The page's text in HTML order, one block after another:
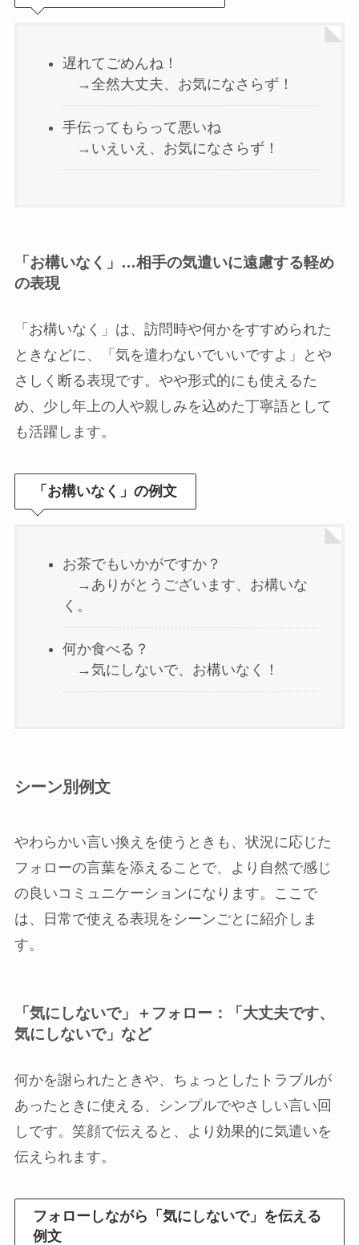
遅れてごめんね！
→全然大丈夫、お気になさらず！
手伝ってもらって悪いね
→いえいえ、お気になさらず！
「お構いなく」…相手の気遣いに遠慮する軽め
の表現
「お構いなく」は、訪問時や何かをすすめられた
ときなどに、「気を遣わないでいいですよ」とや
さしく断る表現です。やや形式的にも使えるた
め、少し年上の人や親しみを込めた丁寧語として
も活躍します。
「お構いなく」の例文
お茶でもいかがですか？
→ありがとうございます、お構いな
く。
何か食べる？
→気にしないで、お構いなく！
シーン別例文
やわらかい言い換えを使うときも、状況に応じた
フォローの言葉を添えることで、より自然で感じ
の良いコミュニケーションになります。ここで
は、日常で使える表現をシーンごとに紹介しま
す。
「気にしないで」＋フォロー：「大丈夫です、
気にしないで」など
何かを謝られたときや、ちょっとしたトラブルが
あったときに使える、シンプルでやさしい言い回
しです。笑顔で伝えると、より効果的に気遣いを
伝えられます。
フォローしながら「気にしないで」を伝える
例文